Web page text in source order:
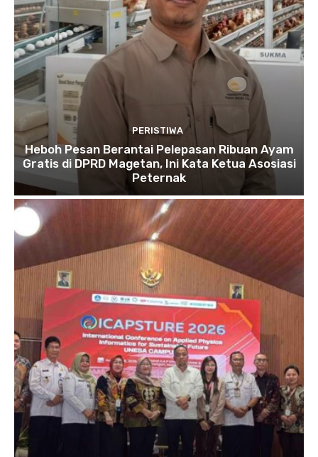
PERISTIWA
Heboh Pesan Berantai Pelepasan Ribuan Ayam
Gratis di DPRD Magetan, Ini Kata Ketua Asosiasi
Peternak